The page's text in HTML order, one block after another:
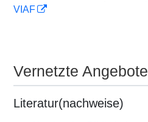
VIAF
Vernetzte Angebote
Literatur(nachweise)